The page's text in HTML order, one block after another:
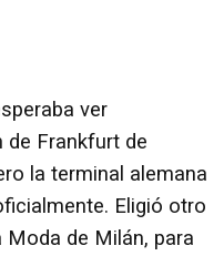
ver
de Frankfurt de
la terminal alemana
Eligió otro
Moda de Milán, para